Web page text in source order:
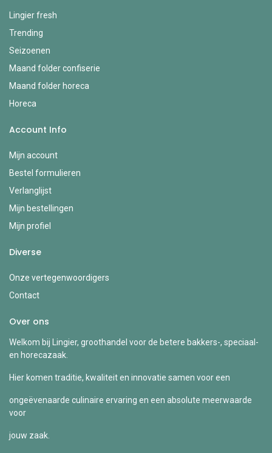
Lingier fresh
Trending
Seizoenen
Maand folder confiserie
Maand folder horeca
Horeca
Account Info
Mijn account
Bestel formulieren
Verlanglijst
Mijn bestellingen
Mijn profiel
Diverse
Onze vertegenwoordigers
Contact
Over ons
Welkom bij Lingier, groothandel voor de betere bakkers-, speciaal-
en horecazaak.
Hier komen traditie, kwaliteit en innovatie samen voor een
ongeëvenaarde culinaire ervaring en een absolute meerwaarde
voor
jouw zaak.